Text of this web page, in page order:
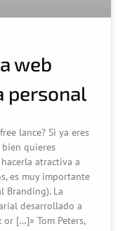
web
personal
lance? Si ya eres
quieres
atractiva a
es muy importante
Branding). La
desarrollado a
[…]» Tom Peters,